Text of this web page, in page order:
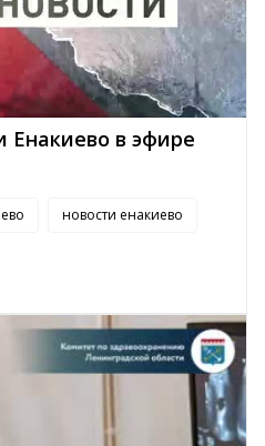
Енакиево в эфире
новости енакиево